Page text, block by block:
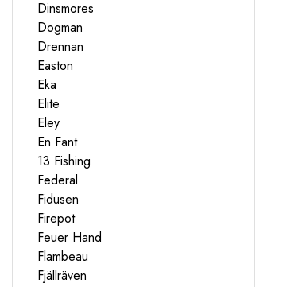
Dinsmores
Dogman
Drennan
Easton
Eka
Elite
Eley
En Fant
13 Fishing
Federal
Fidusen
Firepot
Feuer Hand
Flambeau
Fjällräven